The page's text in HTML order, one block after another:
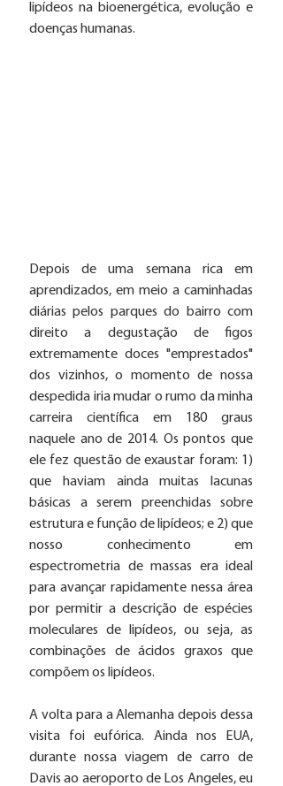
lipídeos na bioenergética, evolução e
doenças humanas.
Depois de uma semana rica em
aprendizados, em meio a caminhadas
diárias pelos parques do bairro com
direito a degustação de figos
extremamente doces "emprestados"
dos vizinhos, o momento de nossa
despedida iria mudar o rumo da minha
carreira científica em 180 graus
naquele ano de 2014. Os pontos que
ele fez questão de exaustar foram: 1)
que haviam ainda muitas lacunas
básicas a serem preenchidas sobre
estrutura e função de lipídeos; e 2) que
nosso conhecimento em
espectrometria de massas era ideal
para avançar rapidamente nessa área
por permitir a descrição de espécies
moleculares de lipídeos, ou seja, as
combinações de ácidos graxos que
compõem os lipídeos.
A volta para a Alemanha depois dessa
visita foi eufórica. Ainda nos EUA,
durante nossa viagem de carro de
Davis ao aeroporto de Los Angeles, eu